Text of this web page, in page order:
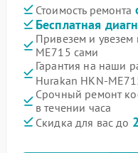
Стоимость ремонта
Бесплатная
Привезем и
ME715 сами
Гарантия на наши
Hurakan HKN-
Срочный ремонт
в течении часа
Скидка для вас до